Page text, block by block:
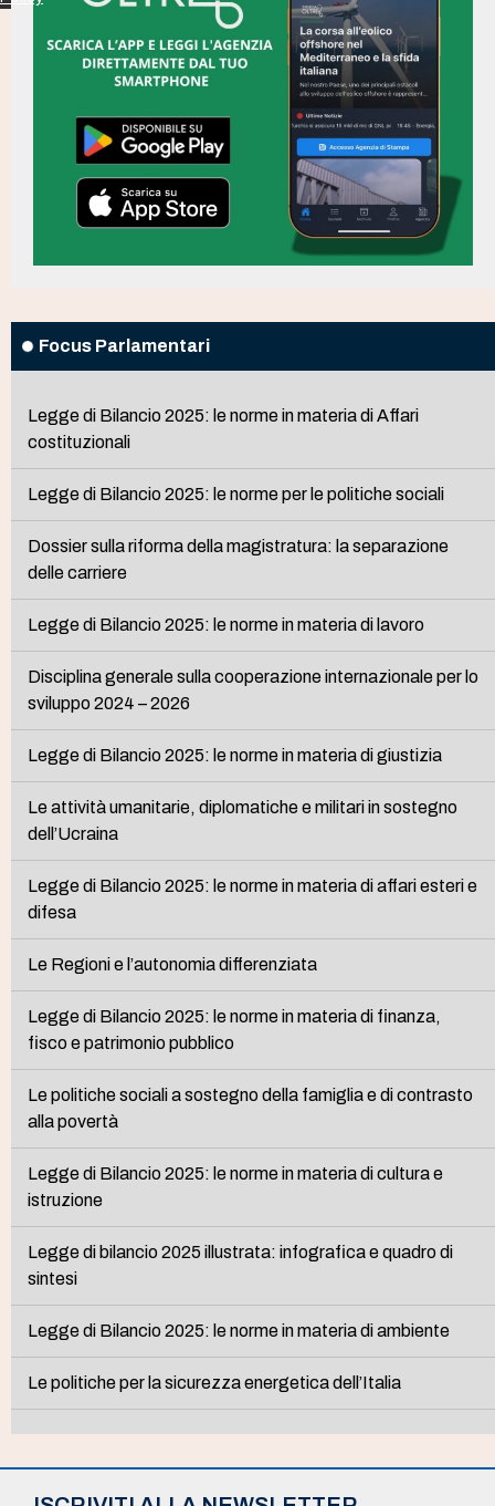
Focus Parlamentari
Legge di Bilancio 2025: le norme in materia di Affari
costituzionali
Legge di Bilancio 2025: le norme per le politiche sociali
Dossier sulla riforma della magistratura: la separazione
delle carriere
Legge di Bilancio 2025: le norme in materia di lavoro
Disciplina generale sulla cooperazione internazionale per lo
sviluppo 2024 – 2026
Legge di Bilancio 2025: le norme in materia di giustizia
Le attività umanitarie, diplomatiche e militari in sostegno
dell’Ucraina
Legge di Bilancio 2025: le norme in materia di affari esteri e
difesa
Le Regioni e l’autonomia differenziata
Legge di Bilancio 2025: le norme in materia di finanza,
fisco e patrimonio pubblico
Le politiche sociali a sostegno della famiglia e di contrasto
alla povertà
Legge di Bilancio 2025: le norme in materia di cultura e
istruzione
Legge di bilancio 2025 illustrata: infografica e quadro di
sintesi
Legge di Bilancio 2025: le norme in materia di ambiente
Le politiche per la sicurezza energetica dell’Italia